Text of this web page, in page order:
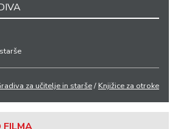
za učitelje in starše/ Knjižice za otroke